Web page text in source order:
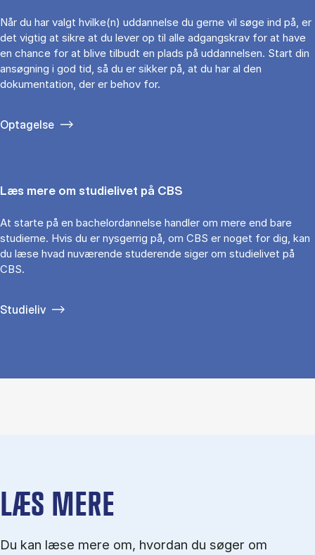
Når du har valgt hvilke(n) uddannelse du gerne vil søge ind på, er
det vigtig at sikre at du lever op til alle adgangskrav for at have
en chance for at blive tilbudt en plads på uddannelsen. Start din
ansøgning i god tid, så du er sikker på, at du har al den
dokumentation, der er behov for.
Optagelse
Læs mere om studielivet på CBS
At starte på en bachelordannelse handler om mere end bare
studierne. Hvis du er nysgerrig på, om CBS er noget for dig, kan
du læse hvad nuværende studerende siger om studielivet på
CBS.
Studieliv
LÆS MERE
Du kan læse mere om, hvordan du søger om